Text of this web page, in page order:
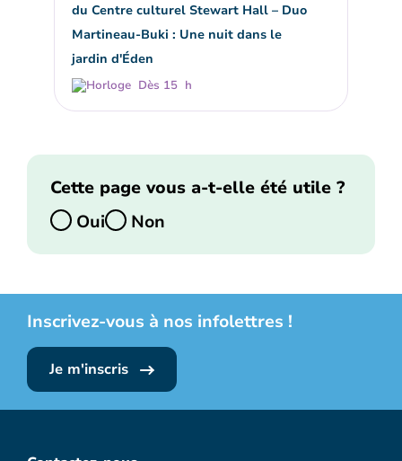
du Centre culturel Stewart Hall – Duo
Martineau-Buki : Une nuit dans le
jardin d'Éden
Dès 15 h
Cette page vous a-t-elle été utile ?
Oui
Non
Inscrivez-vous à nos infolettres !
Je m'inscris